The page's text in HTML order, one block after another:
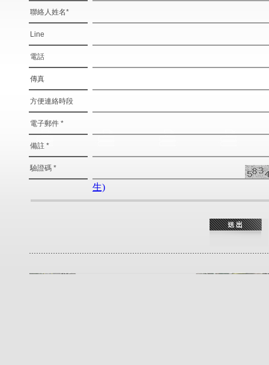
聯絡人姓名*
Line
電話
傳真
方便連絡時段
電子郵件 *
備註 *
驗證碼 *
生)